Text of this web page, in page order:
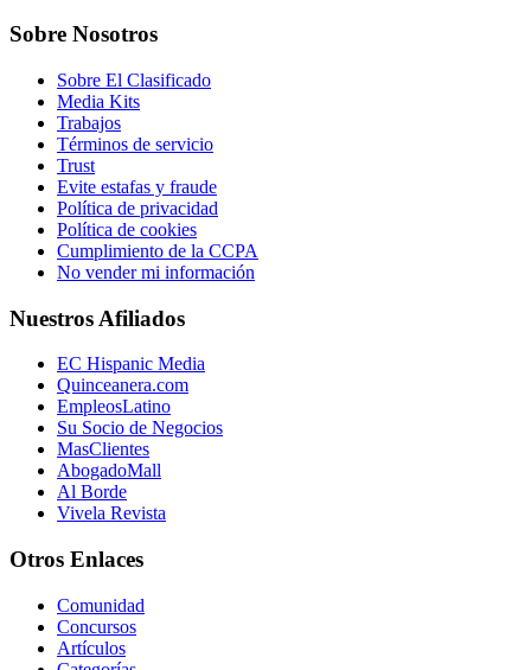
Sobre Nosotros
Sobre El Clasificado
Media Kits
Trabajos
Términos de servicio
Trust
Evite estafas y fraude
Política de privacidad
Política de cookies
Cumplimiento de la CCPA
No vender mi información
Nuestros Afiliados
EC Hispanic Media
Quinceanera.com
EmpleosLatino
Su Socio de Negocios
MasClientes
AbogadoMall
Al Borde
Vivela Revista
Otros Enlaces
Comunidad
Concursos
Artículos